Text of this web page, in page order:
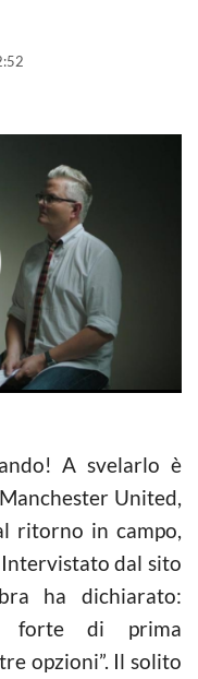
A svelarlo è
United,
ritorno in campo,
dal sito
ha dichiarato:
forte di prima
opzioni”. Il solito